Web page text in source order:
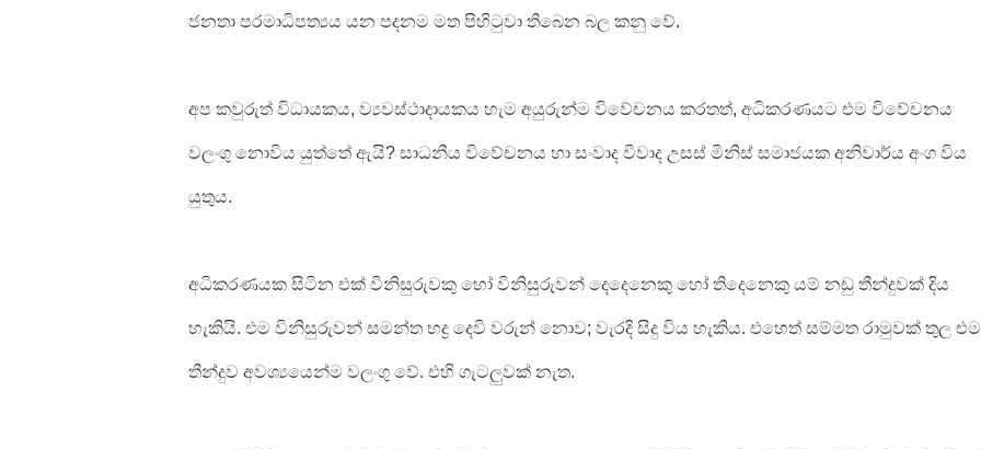
ජනතා පරමාධිපත්‍යය යන පදනම මත පිහිටුවා තිබෙන බල කනු වේ.
අප කවුරුත් විධායකය, ව්‍යවස්ථාදායකය හැම අයුරුන්ම විවේචනය කරතත්, අධිකරණයට එම විවේචනය
වලංගු නොවිය යුත්තේ ඇයි? සාධනීය විවේචනය හා සංවාද විවාද උසස් මිනිස් සමාජයක අනිවාර්ය අංග විය
යුතුය.
අධිකරණයක සිටින එක් විනිසුරුවකු හෝ විනිසුරුවන් දෙදෙනෙකු හෝ තිදෙනෙකු යම් නඩු තීන්දුවක් දිය
හැකියි. එම විනිසුරුවන් සමන්ත භද්‍ර දෙවි වරුන් නොව; වැරදි සිදු විය හැකිය. එහෙත් සම්මත රාමුවක් තුල එම
තීන්දුව අවශ්‍යයෙන්ම වලංගු වේ. එහි ගැටලුවක් නැත.